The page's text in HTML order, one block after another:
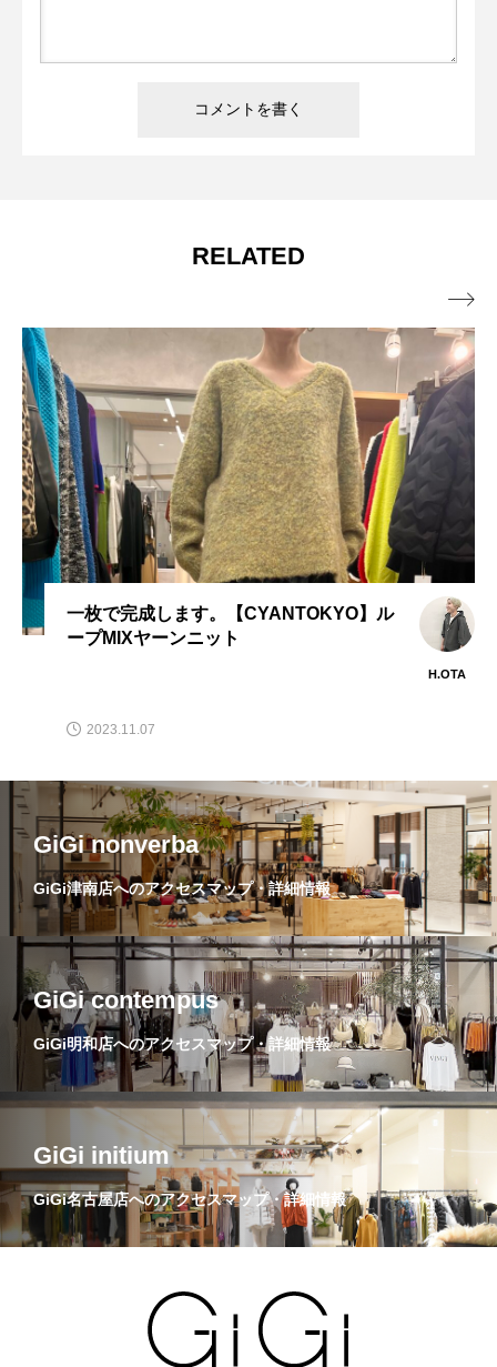
RELATED
一枚で完成します。【CYANTOKYO】ル
ープMIXヤーンニット
H.OTA
2023.11.07

GiGi nonverba
GiGi津南店へのアクセスマップ・詳細情報
GiGi contempus
GiGi明和店へのアクセスマップ・詳細情報
GiGi initium
GiGi名古屋店へのアクセスマップ・詳細情報